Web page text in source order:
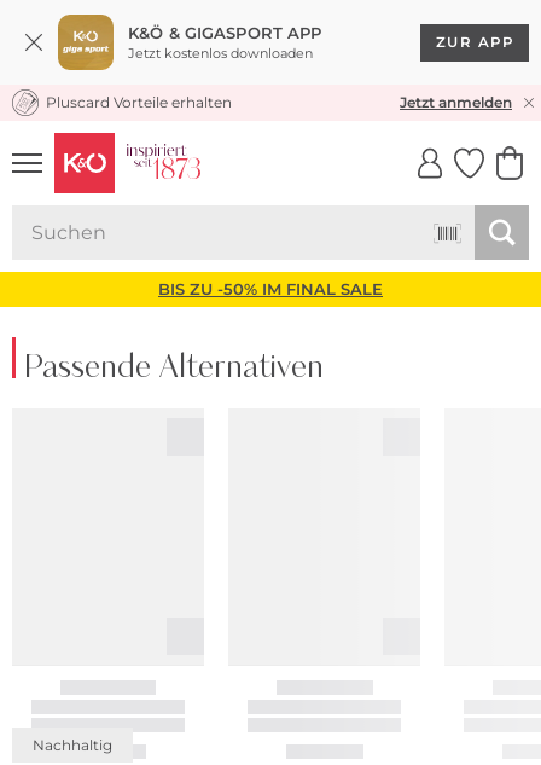
K&Ö & GIGASPORT APP
Jetzt kostenlos downloaden
ZUR APP
KOSTENLOSER VERSAND* & RÜCKVERSAND
Pluscard Vorteile erhalten Jetzt anmelden
UNSERE APP
CLICK &
BIS ZU -50% IM FINAL SALE
Passende Alternativen
Nachhaltig